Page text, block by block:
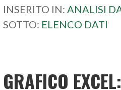
INSERITO IN: ANALISI
SOTTO: ELENCO DATI
GRAFICO